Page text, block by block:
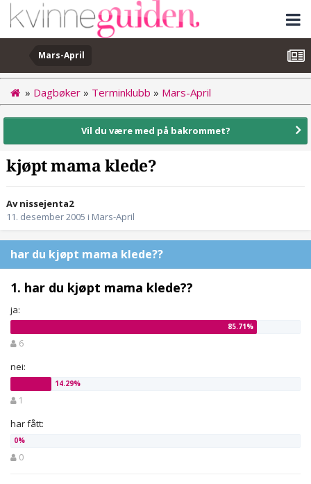
Mars-April
» Dagbøker » Terminklubb » Mars-April
Vil du være med på bakrommet?
kjøpt mama klede?
Av nissejenta2
11. desember 2005 i Mars-April
har du kjøpt mama klede??
1. har du kjøpt mama klede??
ja:
6
nei:
1
har fått:
0